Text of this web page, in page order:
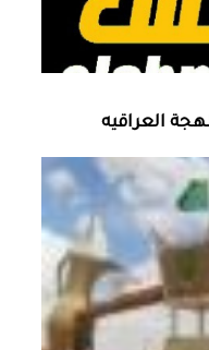
العراقيه